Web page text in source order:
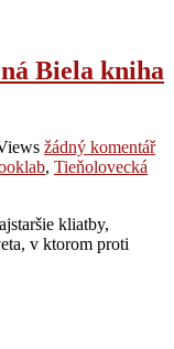
Biela kniha
žádný komentář
, Tieňolovecká
kliatby,
v ktorom proti